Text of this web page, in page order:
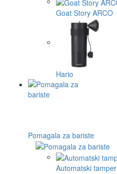
Goat Story ARCO
Hario
Pomagala za bariste
Automatski tamper